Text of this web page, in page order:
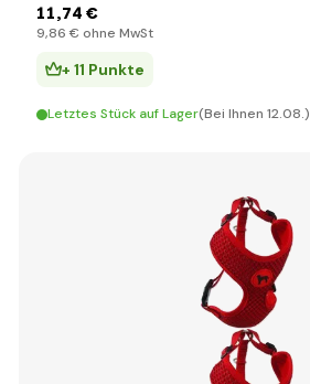
11,74 €
9,86 € ohne MwSt
+ 11 Punkte
Letztes Stück auf Lager(Bei Ihnen 12.08.)